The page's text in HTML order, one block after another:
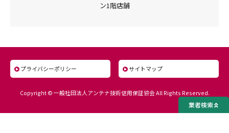
ン1階店舗
プライバシーポリシー サイトマップ
Copyright © 一般社団法人アンテナ技術信用保証協会 All Rights Reserved.
業者検索